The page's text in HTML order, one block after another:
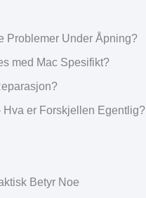
Problemer Under Åpning?
med Mac Spesifikt?
er Forskjellen Egentlig?
Betyr Noe